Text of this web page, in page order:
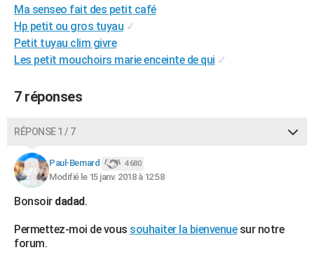
CARTE DE VOEUX
Carte de Noël
Carte Bonne année
Carte Saint-Valentin
Carte Pâques
Carte d'anniversaire
DICTIONNAIRE
Dictionnaire
Biographies
Citations
Expressions
Proverbes
PROGRAMME TV
COPAINS D'AVANT
FORUM
Bricolage
Lifestyle
Culture
Sport
Auto
Television
Voyage
Cinema
Ma senseo fait des petit café
Hp petit ou gros tuyau ✓
Petit tuyau clim givre
Les petit mouchoirs marie enceinte de qui ✓
7 réponses
RÉPONSE 1 / 7
Paul-Bernard 4 680
Modifié le 15 janv. 2018 à 12:58
Bonsoir dadad.
Permettez-moi de vous souhaiter la bienvenuesur notre
forum.